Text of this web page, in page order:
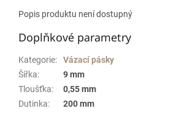
Popis produktu není dostupný
Doplňkové parametry
Kategorie:
Vázací pásky
Šířka:
9 mm
Tloušťka:
0,55 mm
Dutinka:
200 mm